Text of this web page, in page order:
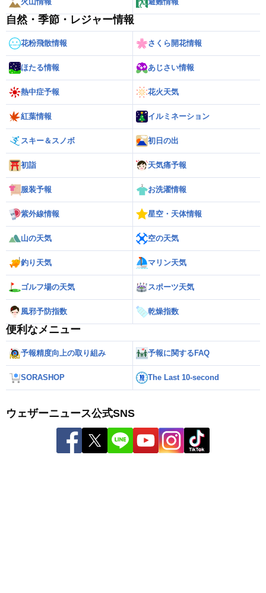
自然・季節・レジャー情報
花粉飛散情報 さくら開花情報
ほたる情報 あじさい情報
熱中症予報 花火天気
紅葉情報 イルミネーション
スキー＆スノボ 初日の出
初詣 天気痛予報
服装予報 お洗濯情報
紫外線情報 星空・天体情報
山の天気 空の天気
釣り天気 マリン天気
ゴルフ場の天気 スポーツ天気
風邪予防指数 乾燥指数
便利なメニュー
予報精度向上の取り組み 予報に関するFAQ
SORASHOP The Last 10-second
ウェザーニュース公式SNS